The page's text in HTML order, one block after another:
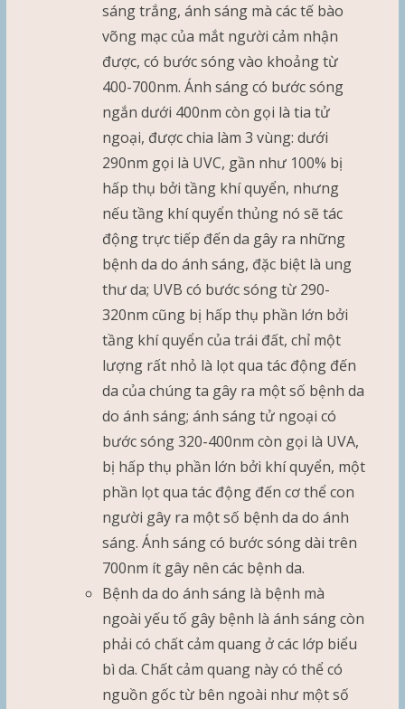
sáng trắng, ánh sáng mà các tế bào
võng mạc của mắt người cảm nhận
được, có bước sóng vào khoảng từ
400-700nm. Ánh sáng có bước sóng
ngắn dưới 400nm còn gọi là tia tử
ngoại, được chia làm 3 vùng: dưới
290nm gọi là UVC, gần như 100% bị
hấp thụ bởi tầng khí quyển, nhưng
nếu tầng khí quyển thủng nó sẽ tác
động trực tiếp đến da gây ra những
bệnh da do ánh sáng, đặc biệt là ung
thư da; UVB có bước sóng từ 290-
320nm cũng bị hấp thụ phần lớn bởi
tầng khí quyển của trái đất, chỉ một
lượng rất nhỏ là lọt qua tác động đến
da của chúng ta gây ra một số bệnh da
do ánh sáng; ánh sáng tử ngoại có
bước sóng 320-400nm còn gọi là UVA,
bị hấp thụ phần lớn bởi khí quyển, một
phần lọt qua tác động đến cơ thể con
người gây ra một số bệnh da do ánh
sáng. Ánh sáng có bước sóng dài trên
700nm ít gây nên các bệnh da.
Bệnh da do ánh sáng là bệnh mà
ngoài yếu tố gây bệnh là ánh sáng còn
phải có chất cảm quang ở các lớp biểu
bì da. Chất cảm quang này có thể có
nguồn gốc từ bên ngoài như một số